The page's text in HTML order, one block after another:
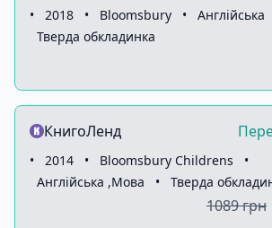
• 2018 • Bloomsbury • Англійська
Тверда обкладинка
КнигоЛенд
• 2014 • Bloomsbury Childrens
•
Англійська ,Мова
• Тверда
1089 грн